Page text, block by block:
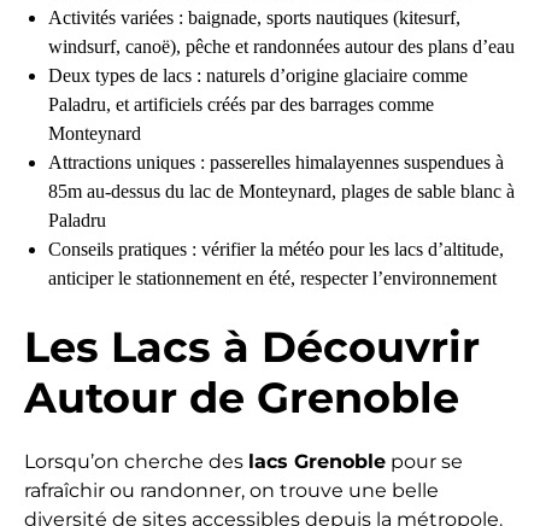
Activités variées : baignade, sports nautiques (kitesurf,
windsurf, canoë), pêche et randonnées autour des plans d’eau
Deux types de lacs : naturels d’origine glaciaire comme
Paladru, et artificiels créés par des barrages comme
Monteynard
Attractions uniques : passerelles himalayennes suspendues à
85m au-dessus du lac de Monteynard, plages de sable blanc à
Paladru
Conseils pratiques : vérifier la météo pour les lacs d’altitude,
anticiper le stationnement en été, respecter l’environnement
Les Lacs à Découvrir
Autour de Grenoble
Lorsqu’on cherche des lacs Grenoble pour se
rafraîchir ou randonner, on trouve une belle
diversité de sites accessibles depuis la métropole.